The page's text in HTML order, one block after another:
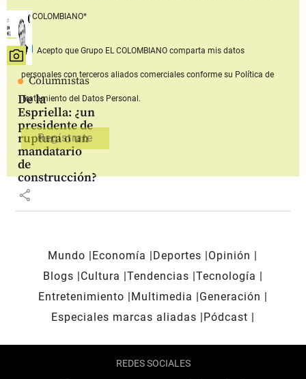
Columnistas
De la
Espriella: ¿un
presidente de
ruptura o un
mandatario
de
construcción?
share
EL COLOMBIANO*
Acepto que Grupo EL COLOMBIANOcomparta mis datos
personales con terceros aliados comerciales conforme su Política de
Tratamiento del Datos Personal.
Mundo Economía Deportes
Opinión
Blogs
Cultura Tendencias Tecnología
Entretenimiento
Multimedia
Generación
Especiales marcas aliadas
Pódcast
REDES SOCIALES